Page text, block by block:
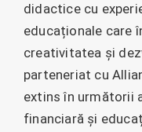
didactice cu
educaționale care
creativitatea și
parteneriat cu
extins în următorii
financiară și